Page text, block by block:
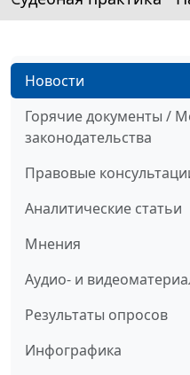
Новости
Горячие документы /
законодательства
Правовые
Аналитические статьи
Мнения
Аудио- и
Результаты опросов
Инфографика